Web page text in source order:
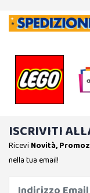
ISCRIVITI
Ricevi Novità,
nella tua email!